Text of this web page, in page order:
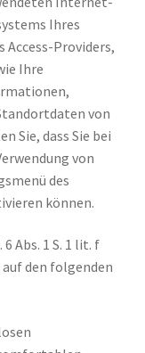
Ihres
Access-Providers,
Ihre
von
Sie, dass Sie bei
von
des
können.
Abs. 1 S. 1 lit. f
auf den folgenden